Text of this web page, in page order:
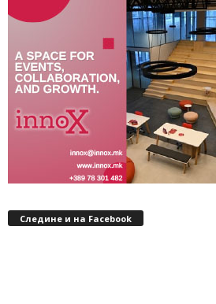
Следине и на Facebook